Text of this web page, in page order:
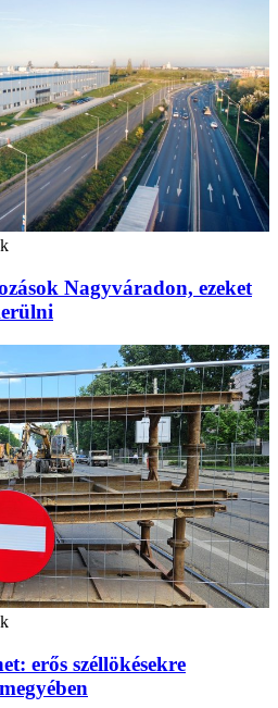
Nagyváradon, ezeket
erős széllökésekre